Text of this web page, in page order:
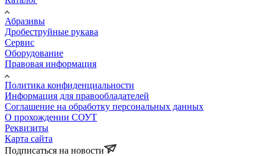
Абразивы
Дробеструйные рукава
Сервис
Оборудование
Правовая информация
Политика конфиденциальности
Информация для правообладателей
Соглашение на обработку персональных данных
О прохождении СОУТ
Реквизиты
Карта сайта
Подписаться на новости